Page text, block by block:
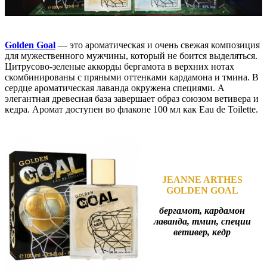
Golden Goal — это ароматическая и очень свежая композиция
для мужественного мужчины, который не боится выделяться.
Цитрусово-зеленые аккорды бергамота в верхних нотах
скомбинированы с пряными оттенками кардамона и тмина. В
сердце ароматическая лаванда окружена специями. А
элегантная древесная база завершает образ союзом ветивера и
кедра. Аромат доступен во флаконе 100 мл как Eau de Toilette.
JEANNE ARTHES
GOLDEN GOAL
бергамот, кардамон
лаванда, тмин, специи
ветивер, кедр